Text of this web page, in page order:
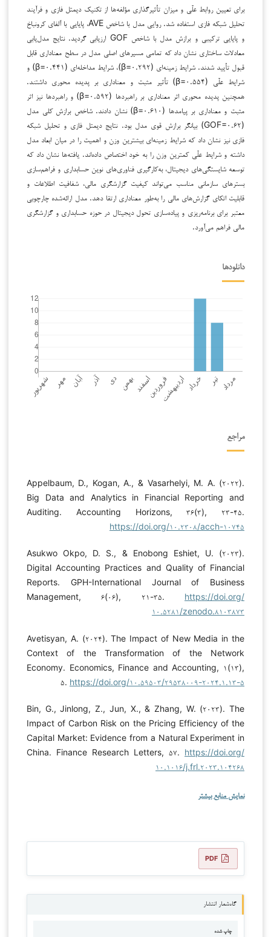
برای تعیین روابط علّی و میزان تأثیرگذاری مؤلفه‌ها از تکنیک دیمتل فازی و فرآیند
تحلیل شبکه فازی استفاده شد. روایی مدل با شاخص AVE، پایایی با آلفای کرونباخ
و پایایی ترکیبی و برازش مدل با شاخص GOF ارزیابی گردید. نتایج مدل‌یابی
معادلات ساختاری نشان داد که تمامی مسیرهای اصلی مدل در سطح معناداری قابل
قبول تأیید شدند. شرایط زمینه‌ای (β=۰.۲۹۲)، شرایط مداخله‌ای (β=۰.۴۴۱) و
شرایط علّی (β=۰.۵۵۴) تأثیر مثبت و معناداری بر پدیده محوری داشتند.
همچنین پدیده محوری اثر معناداری بر راهبردها (β=۰.۵۹۲) و راهبردها نیز اثر
مثبت و معناداری بر پیامدها (β=۰.۶۱۰) نشان دادند. شاخص برازش کلی مدل
(GOF=۰.۶۲) بیانگر برازش قوی مدل بود. نتایج دیمتل فازی و تحلیل شبکه
فازی نیز نشان داد که شرایط زمینه‌ای بیشترین وزن و اهمیت را در میان ابعاد مدل
داشته و شرایط علّی کمترین وزن را به خود اختصاص داده‌اند. یافته‌ها نشان داد که
توسعه شایستگی‌های دیجیتال، به‌کارگیری فناوری‌های نوین حسابداری و فراهم‌سازی
بسترهای سازمانی مناسب می‌تواند کیفیت گزارشگری مالی، شفافیت اطلاعات و
قابلیت اتکای گزارش‌های مالی را به‌طور معناداری ارتقا دهد. مدل ارائه‌شده چارچوبی
معتبر برای برنامه‌ریزی و پیاده‌سازی تحول دیجیتال در حوزه حسابداری و گزارشگری
مالی فراهم می‌آورد.
دانلودها
مراجع
Appelbaum, D., Kogan, A., & Vasarhelyi, M. A. (۲۰۲۲).
Big Data and Analytics in Financial Reporting and
Auditing. Accounting Horizons, ۳۶(۳), ۲۳-۴۵.
https://doi.org/۱۰.۲۳۰۸/acch-۱۰۷۴۵
Asukwo Okpo, D. S., & Enobong Eshiet, U. (۲۰۲۳).
Digital Accounting Practices and Quality of Financial
Reports. GPH-International Journal of Business
Management, ۶(۰۶), ۲۱-۳۵. https://doi.org/
۱۰.۵۲۸۱/zenodo.۸۱۰۳۸۷۳
Avetisyan, A. (۲۰۲۴). The Impact of New Media in the
Context of the Transformation of the Network
Economy. Economics, Finance and Accounting, ۱(۱۳),
۵. https://doi.org/۱۰.۵۹۵۰۳/۲۹۵۳۸۰۰۹-۲۰۲۴.۱.۱۳-۵
Bin, G., Jinlong, Z., Jun, X., & Zhang, W. (۲۰۲۳). The
Impact of Carbon Risk on the Pricing Efficiency of the
Capital Market: Evidence from a Natural Experiment in
China. Finance Research Letters, ۵۷. https://doi.org/
۱۰.۱۰۱۶/j.frl.۲۰۲۳.۱۰۴۲۶۸
نمایش منابع بیشتر
PDF
گاه‌شمار انتشار
چاپ شده